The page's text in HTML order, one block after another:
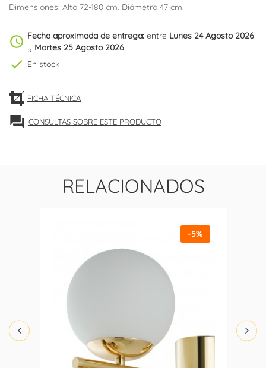
Dimensiones: Alto 72-180 cm. Diámetro 47 cm.
schedule Fecha aproximada de entrega: entre Lunes 24 Agosto 2026
y Martes 25 Agosto 2026
check En stock
FICHA TÉCNICA
forum CONSULTAS SOBRE ESTE PRODUCTO
RELACIONADOS
-5%